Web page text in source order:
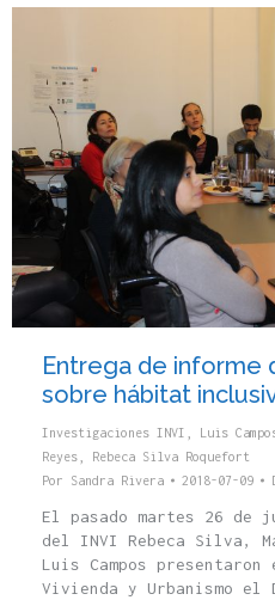
Entrega de informe
sobre hábitat
Investigaciones INVI Luis
Reyes
Rebeca Silva Roquefort
Por Sandra Rivera 2018-07-09
El pasado martes 26 de
del INVI Rebeca Silva,
Luis Campos
Vivienda y Urbanismo el